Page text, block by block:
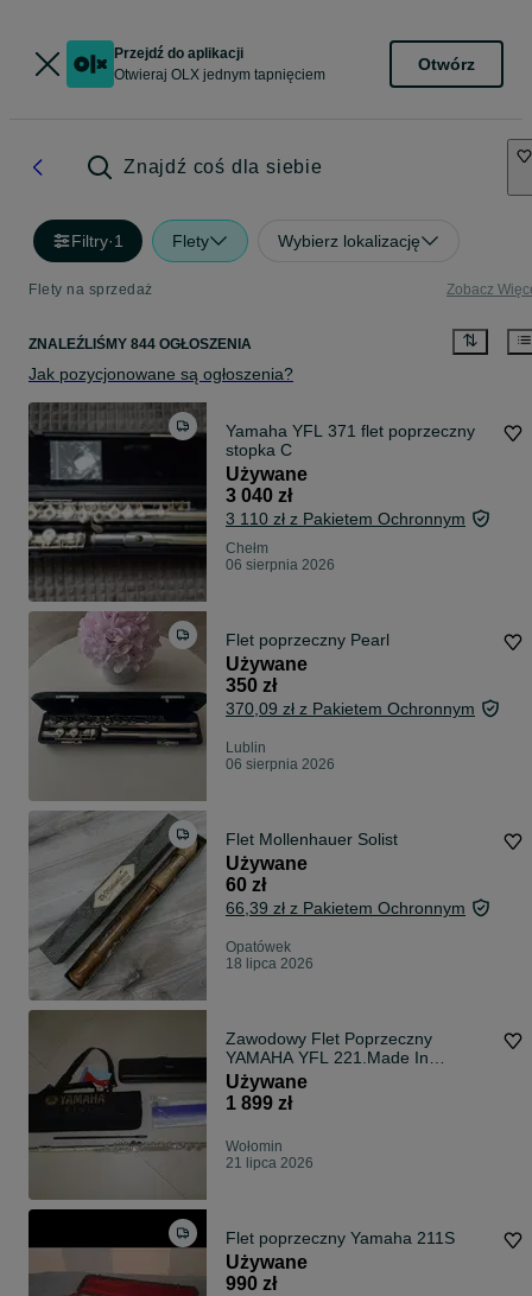
Przejdź do aplikacji
Otwieraj OLX jednym tapnięciem
Otwórz
Znajdź coś dla siebie
Filtry·1 Flety Wybierz lokalizację
Flety na sprzedaż Zobacz
ZNALEŹLIŚMY 844 OGŁOSZENIA
Jak pozycjonowane są ogłoszenia?
Yamaha YFL 371 flet poprzeczny
stopka C
Używane
3 040 zł
3 110 zł z Pakietem Ochronnym
Chełm
06 sierpnia 2026
Flet poprzeczny Pearl
Używane
350 zł
370,09 zł z Pakietem Ochronnym
Lublin
06 sierpnia 2026
Flet Mollenhauer Solist
Używane
60 zł
66,39 zł z Pakietem Ochronnym
Opatówek
18 lipca 2026
Zawodowy Flet Poprzeczny
YAMAHA YFL 221.Made In
Japan.Piękne brzmienie.Okazja
Używane
1 899 zł
Wołomin
21 lipca 2026
Flet poprzeczny Yamaha 211S
Używane
990 zł